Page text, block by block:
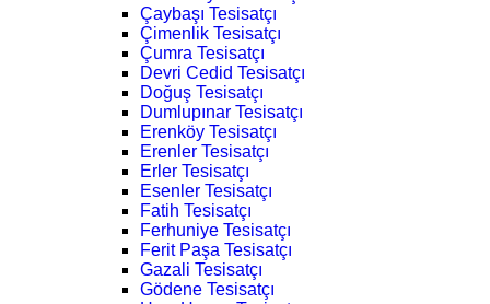
Çaybaşı Tesisatçı
Çimenlik Tesisatçı
Çumra Tesisatçı
Devri Cedid Tesisatçı
Doğuş Tesisatçı
Dumlupınar Tesisatçı
Erenköy Tesisatçı
Erenler Tesisatçı
Erler Tesisatçı
Esenler Tesisatçı
Fatih Tesisatçı
Ferhuniye Tesisatçı
Ferit Paşa Tesisatçı
Gazali Tesisatçı
Gödene Tesisatçı